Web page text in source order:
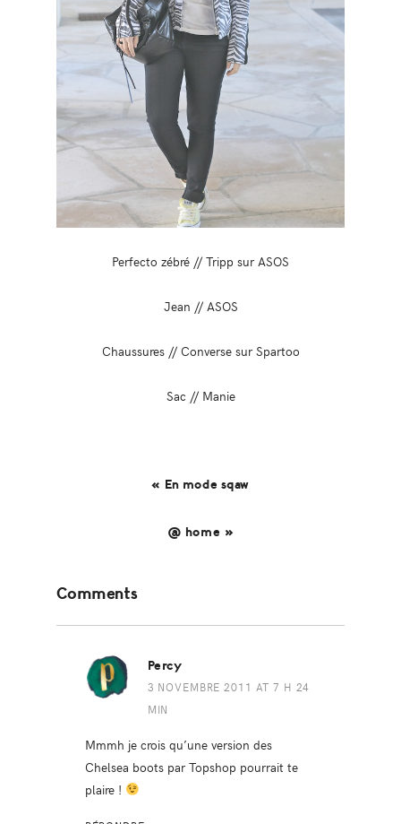
Perfecto zébré // Tripp sur ASOS
Jean // ASOS
Chaussures // Converse sur Spartoo
Sac // Manie
« En mode sqaw
@ home »
Interactions
Comments
Percy
3 NOVEMBRE 2011 AT 7 H 24
MIN
Mmmh je crois qu’une version des
Chelsea boots par Topshop pourrait te
plaire !